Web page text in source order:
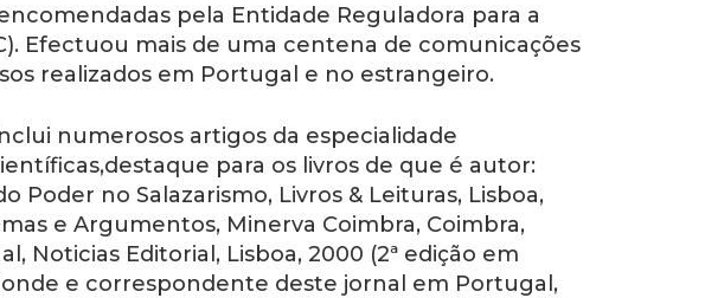
pela Entidade Reguladora para a
Efectuou mais de uma centena de comunicações
realizados em Portugal e no estrangeiro.
numerosos artigos da especialidade
para os livros de que é autor:
Poder no Salazarismo, Livros & Leituras, Lisboa,
e Argumentos, Minerva Coimbra, Coimbra,
, Noticias Editorial, Lisboa, 2000 (2ª edição em
e correspondente deste jornal em Portugal,